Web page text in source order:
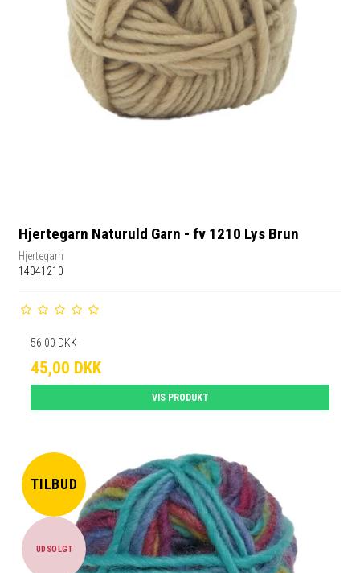
Hjertegarn Naturuld Garn - fv 1210 Lys Brun
Hjertegarn
14041210
56,00 DKK
45,00 DKK
VIS PRODUKT
TILBUD
UDSOLGT